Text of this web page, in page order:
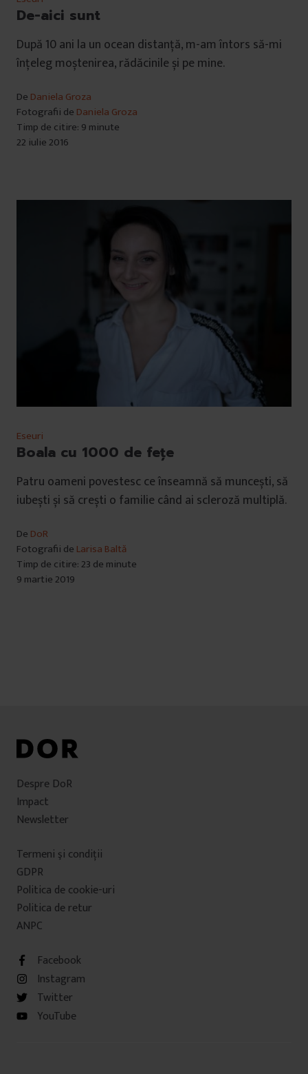
De-aici sunt
După 10 ani la un ocean distanță, m-am întors să-mi
înțeleg moștenirea, rădăcinile și pe mine.
De Daniela Groza
Fotografii de Daniela Groza
Timp de citire: 9 minute
22 iulie 2016
Eseuri
Boala cu 1000 de fețe
Patru oameni povestesc ce înseamnă să muncești, să
iubești și să crești o familie când ai scleroză multiplă.
De DoR
Fotografii de Larisa Baltă
Timp de citire: 23 de minute
9 martie 2019
Despre DoR
Impact
Newsletter
Termeni şi condiţii
GDPR
Politica de cookie-uri
Politica de retur
ANPC
Facebook
Instagram
Twitter
YouTube